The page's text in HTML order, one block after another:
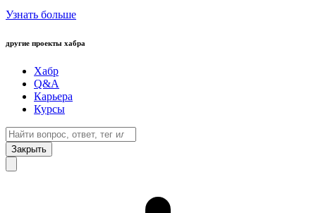
Узнать больше
другие проекты хабра
Хабр
Q&A
Карьера
Курсы
Закрыть